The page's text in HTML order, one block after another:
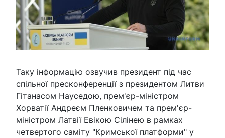
Таку інформацію озвучив президент під час
спільної пресконференції з президентом Литви
Гітанасом Науседою, прем'єр-міністром
Хорватії Андреєм Пленковичем та прем'єр-
міністром Латвії Евікою Сілінею в рамках
четвертого саміту "Кримської платформи" у